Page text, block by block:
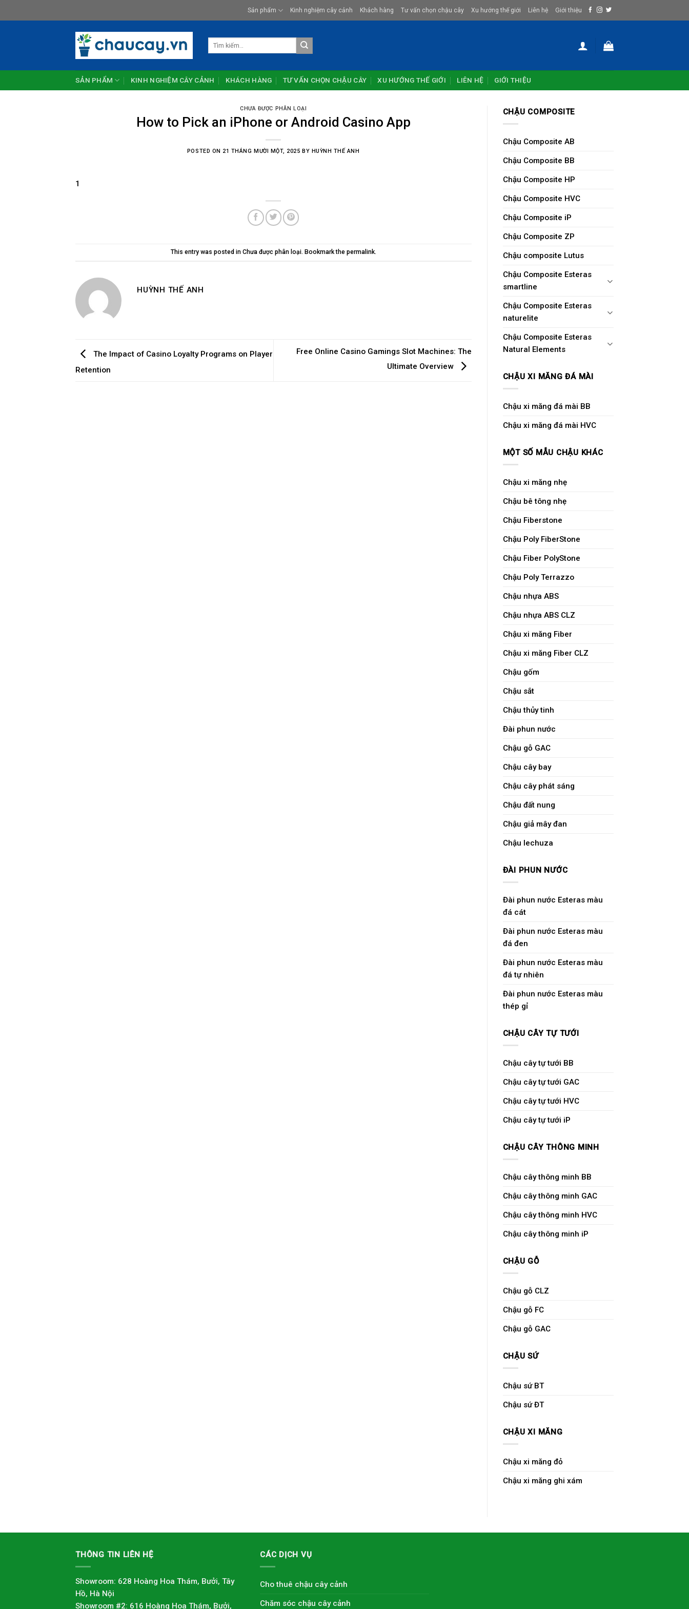
Sản phẩm Kinh nghiệm cây cảnh Khách hàng Tư vấn chọn chậu cây Xu hướng thế giới Liên hệ Giới thiệu
Tìm
SẢN PHẨM KINH NGHIỆM CÂY CẢNH KHÁCH HÀNG TƯ VẤN CHỌN CHẬU CÂY XU HƯỚNG THẾ GIỚI LIÊN HỆ GIỚI THIỆU
CHƯA ĐƯỢC PHÂN LOẠI
How to Pick an iPhone or Android Casino App
POSTED ON 21 THÁNG MƯỜI MỘT, 2025 BY HUỲNH THẾ ANH
1
This entry was posted in Chưa được phân loại. Bookmark the permalink.
HUỲNH THẾ ANH
The Impact of Casino Loyalty Programs on Player
Retention
Free Online Casino Gamings Slot Machines: The
Ultimate Overview
CHẬU COMPOSITE
Chậu Composite AB
Chậu Composite BB
Chậu Composite HP
Chậu Composite HVC
Chậu Composite iP
Chậu Composite ZP
Chậu composite Lutus
Chậu Composite Esteras
smartline
Chậu Composite Esteras
naturelite
Chậu Composite Esteras
Natural Elements
CHẬU XI MĂNG ĐÁ MÀI
Chậu xi măng đá mài BB
Chậu xi măng đá mài HVC
MỘT SỐ MẪU CHẬU KHÁC
Chậu xi măng nhẹ
Chậu bê tông nhẹ
Chậu Fiberstone
Chậu Poly FiberStone
Chậu Fiber PolyStone
Chậu Poly Terrazzo
Chậu nhựa ABS
Chậu nhựa ABS CLZ
Chậu xi măng Fiber
Chậu xi măng Fiber CLZ
Chậu gốm
Chậu sắt
Chậu thủy tinh
Đài phun nước
Chậu gỗ GAC
Chậu cây bay
Chậu cây phát sáng
Chậu đất nung
Chậu giả mây đan
Chậu lechuza
ĐÀI PHUN NƯỚC
Đài phun nước Esteras màu
đá cát
Đài phun nước Esteras màu
đá đen
Đài phun nước Esteras màu
đá tự nhiên
Đài phun nước Esteras màu
thép gỉ
CHẬU CÂY TỰ TƯỚI
Chậu cây tự tưới BB
Chậu cây tự tưới GAC
Chậu cây tự tưới HVC
Chậu cây tự tưới iP
CHẬU CÂY THÔNG MINH
Chậu cây thông minh BB
Chậu cây thông minh GAC
Chậu cây thông minh HVC
Chậu cây thông minh iP
CHẬU GỖ
Chậu gỗ CLZ
Chậu gỗ FC
Chậu gỗ GAC
CHẬU SỨ
Chậu sứ BT
Chậu sứ ĐT
CHẬU XI MĂNG
Chậu xi măng đỏ
Chậu xi măng ghi xám
THÔNG TIN LIÊN HỆ
Showroom: 628 Hoàng Hoa Thám, Bưởi, Tây
Hồ, Hà Nội
Showroom #2: 616 Hoàng Hoa Thám, Bưởi,
CÁC DỊCH VỤ
Cho thuê chậu cây cảnh
Chăm sóc chậu cây cảnh